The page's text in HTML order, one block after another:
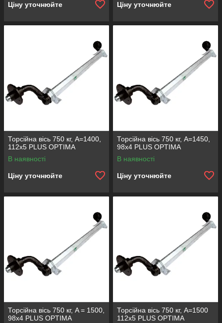
Ціну уточнюйте Ціну уточнюйте
Торсійна вісь 750 кг, А=1400,
112х5 PLUS OPTIMA
В наявності
Ціну уточнюйте
Торсійна вісь 750 кг, А=1450,
98х4 PLUS OPTIMA
В наявності
Ціну уточнюйте
Торсійна вісь 750 кг, A = 1500,
98x4 PLUS OPTIMA
Торсійна вісь 750 кг, А=1500
112х5 PLUS OPTIMA